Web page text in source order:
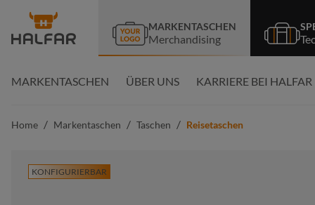
Zur Hauptnavigation springen
MARKENTASCHEN
Merchandising
MARKENTASCHEN ÜBER UNS KARRIERE BEI HALFAR
Home / Markentaschen / Taschen / Reisetaschen
KONFIGURIERBAR